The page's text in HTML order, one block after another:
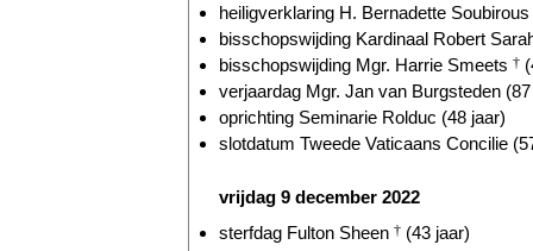
heiligverklaring H. Bernadette Soubirous
bisschopswijding Kardinaal Robert
bisschopswijding Mgr. Harrie Smeets †
verjaardag Mgr. Jan van Burgsteden
oprichting Seminarie Rolduc (48 jaar)
slotdatum Tweede Vaticaans Concilie
vrijdag 9 december 2022
sterfdag Fulton Sheen † (43 jaar)